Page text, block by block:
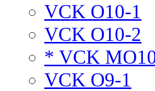
VCK O10-1
VCK O10-2
* VCK
VCK O9-1